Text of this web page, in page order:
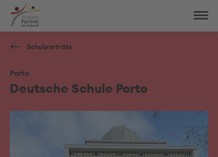
Schulporträts
Porto
Deutsche Schule Porto